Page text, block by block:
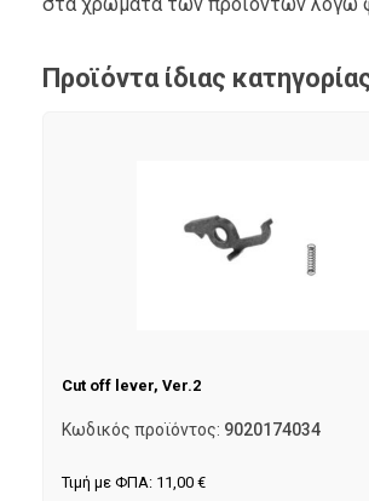
Προϊόντα ίδιας
Cut off lever, Ver.2
Κωδικός προϊόντος: 9020174034
Τιμή με ΦΠΑ: 11,00 €